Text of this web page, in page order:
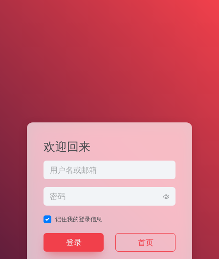
欢迎回来
记住我的登录信息
登录 首页